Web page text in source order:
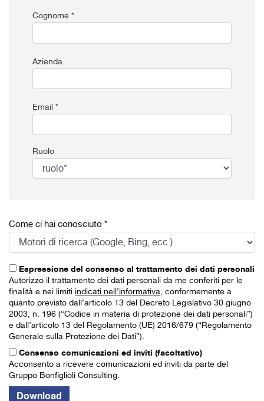
Cognome *
Azienda
Email *
Ruolo
Come ci hai conosciuto *
Espressione del consenso al trattamento dei dati personali
Autorizzo il trattamento dei dati personali da me conferiti per le
finalità e nei limitiindicati nell’informativa, conformemente a
quanto previsto dall’articolo 13 del Decreto Legislativo 30 giugno
2003, n. 196 (“Codice in materia di protezione dei dati personali”)
e dall’articolo 13 del Regolamento (UE) 2016/679 (“Regolamento
Generale sulla Protezione dei Dati”).
Consenso comunicazioni ed inviti (facoltativo)
Acconsento a ricevere comunicazioni ed inviti da parte del
Gruppo Bonfiglioli Consulting.